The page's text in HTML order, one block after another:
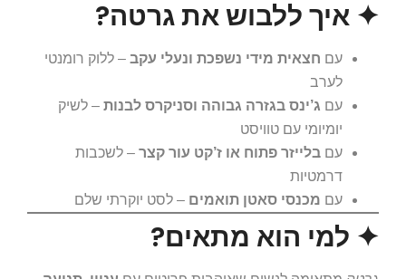
✦ איך ללבוש את גרטה?
עם חצאית מידי נשפכת ונעלי עקב – ללוק רומנטי
לערב
עם ג’ינס בגזרה גבוהה וסניקרס לבנות – לשיק
יומיומי עם טוויסט
עם בלייזר פתוח או ז’קט עור קצר – לשכבות
דרמטיות
עם מכנסי סאטן תואמים – לסט יוקרתי שלם
✦ למי הוא מתאים?